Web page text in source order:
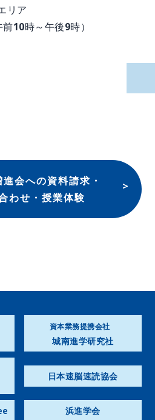
リア
10時～午後9時）
会への資料請求・
わせ・授業体験
資本業務提携会社
城南進学研究社
日本速脳速読協会
浜進学会